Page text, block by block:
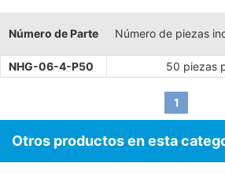
Número de Parte Número de piezas
NHG-06-4-P50 50 piezas
1
Otros productos en esta